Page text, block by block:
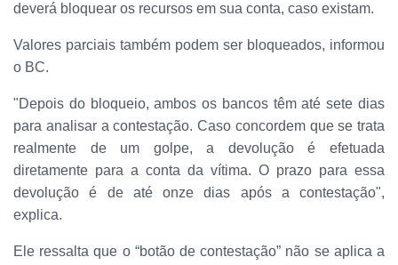
deverá bloquear os recursos em sua conta, caso existam.
Valores parciais também podem ser bloqueados, informou
o BC.
"Depois do bloqueio, ambos os bancos têm até sete dias
para analisar a contestação. Caso concordem que se trata
realmente de um golpe, a devolução é efetuada
diretamente para a conta da vítima. O prazo para essa
devolução é de até onze dias após a contestação",
explica.
Ele ressalta que o “botão de contestação” não se aplica a